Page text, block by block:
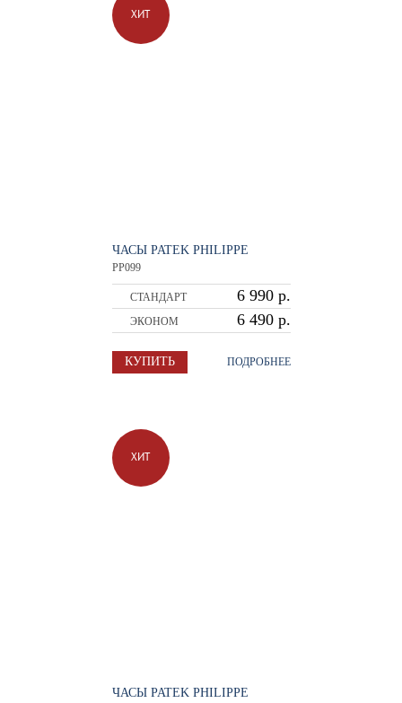
ХИТ
ЧАСЫ PATEK PHILIPPE
PP099
СТАНДАРТ 6 990 р.
ЭКОНОМ 6 490 р.
ПОДРОБНЕЕ
КУПИТЬ
ХИТ
ЧАСЫ PATEK PHILIPPE